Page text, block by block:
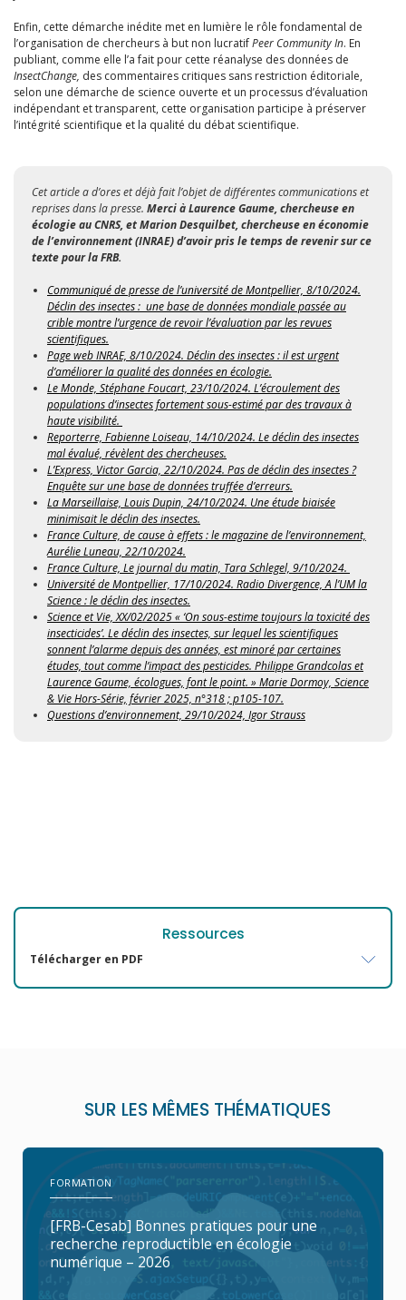
Enfin, cette démarche inédite met en lumière le rôle fondamental de
l’organisation de chercheurs à but non lucratifPeer Community In. En
publiant, comme elle l’a fait pour cette réanalyse des données de
InsectChange, des commentaires critiques sans restriction éditoriale,
selon une démarche de science ouverte et un processus d’évaluation
indépendant et transparent, cette organisation participe à préserver
l’intégrité scientifique et la qualité du débat scientifique.
Cet article a d’ores et déjà fait l’objet de différentes communications et
reprises dans la presse. Merci à Laurence Gaume, chercheuse en
écologie au CNRS, et Marion Desquilbet, chercheuse en économie
de l’environnement (INRAE) d’avoir pris le temps de revenir sur ce
texte pour la FRB.
Communiqué de presse de l’université de Montpellier, 8/10/2024.
Déclin des insectes : une base de données mondiale passée au
crible montre l’urgence de revoir l’évaluation par les revues
scientifiques.
Page web INRAE, 8/10/2024. Déclin des insectes : il est urgent
d’améliorer la qualité des données en écologie.
Le Monde, Stéphane Foucart, 23/10/2024. L’écroulement des
populations d’insectes fortement sous-estimé par des travaux à
haute visibilité.
Reporterre, Fabienne Loiseau, 14/10/2024. Le déclin des insectes
mal évalué, révèlent des chercheuses.
L’Express, Victor Garcia, 22/10/2024. Pas de déclin des insectes ?
Enquête sur une base de données truffée d’erreurs.
La Marseillaise, Louis Dupin, 24/10/2024. Une étude biaisée
minimisait le déclin des insectes.
France Culture, de cause à effets : le magazine de l’environnement,
Aurélie Luneau, 22/10/2024.
France Culture, Le journal du matin, Tara Schlegel, 9/10/2024.
Université de Montpellier, 17/10/2024. Radio Divergence, A l’UM la
Science : le déclin des insectes.
Science et Vie, XX/02/2025 « ‘On sous-estime toujours la toxicité des
insecticides’. Le déclin des insectes, sur lequel les scientifiques
sonnent l’alarme depuis des années, est minoré par certaines
études, tout comme l’impact des pesticides. Philippe Grandcolas et
Laurence Gaume, écologues, font le point. » Marie Dormoy, Science
& Vie Hors-Série, février 2025, n°318 ; p105-107.
Questions d’environnement, 29/10/2024, Igor Strauss
Ressources
Télécharger en PDF
SUR LES MÊMES THÉMATIQUES
FORMATION
[FRB-Cesab] Bonnes pratiques pour une
recherche reproductible en écologie
numérique – 2026